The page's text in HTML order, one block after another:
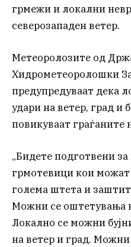
грмежи и локални
северозападен ветер.
Метеоролозите од
Хидрометеоролошки
предупредуваат дека
удари на ветер, град и
повикуваат граѓаните
„Бидете подготвени
грмотевици кои можат
голема штета и
Можни се оштетувања
Локално се можни
на ветер и град.